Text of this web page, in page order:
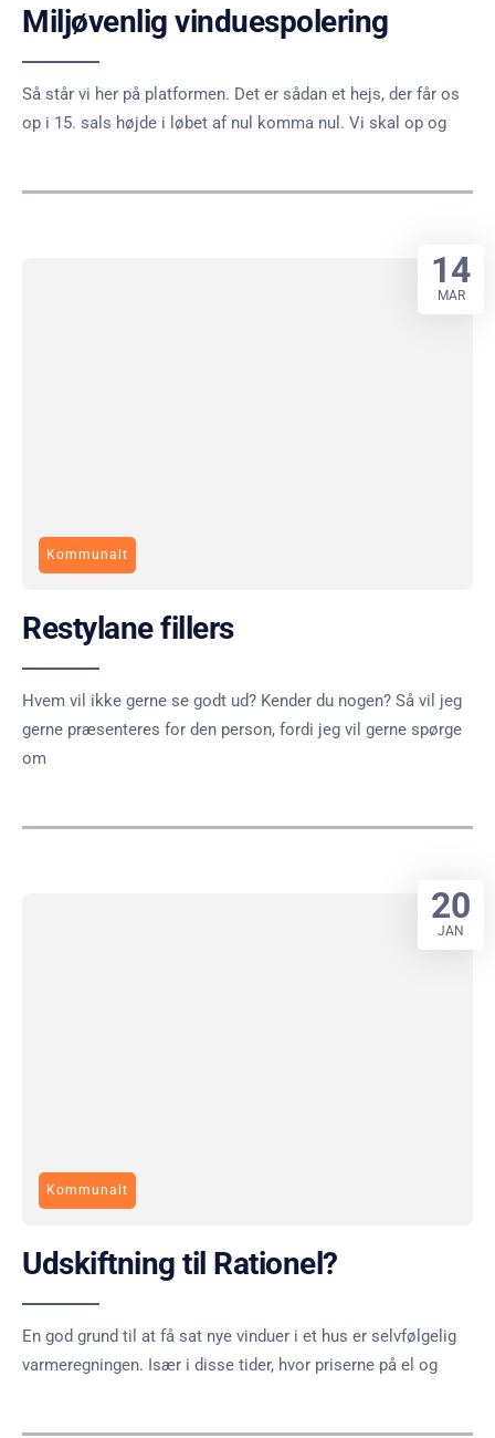
Miljøvenlig vinduespolering
Så står vi her på platformen. Det er sådan et hejs, der får os
op i 15. sals højde i løbet af nul komma nul. Vi skal op og
Kommunalt
Restylane fillers
Hvem vil ikke gerne se godt ud? Kender du nogen? Så vil jeg
gerne præsenteres for den person, fordi jeg vil gerne spørge
om
14
MAR
Kommunalt
Udskiftning til Rationel?
En god grund til at få sat nye vinduer i et hus er selvfølgelig
varmeregningen. Især i disse tider, hvor priserne på el og
20
JAN